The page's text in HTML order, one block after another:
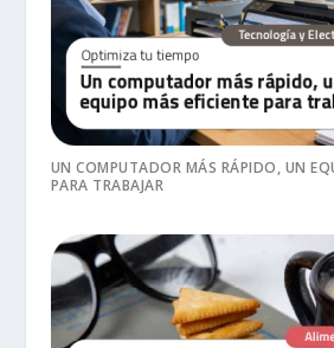
UN COMPUTADOR MÁS RÁPIDO, UN
PARA TRABAJAR